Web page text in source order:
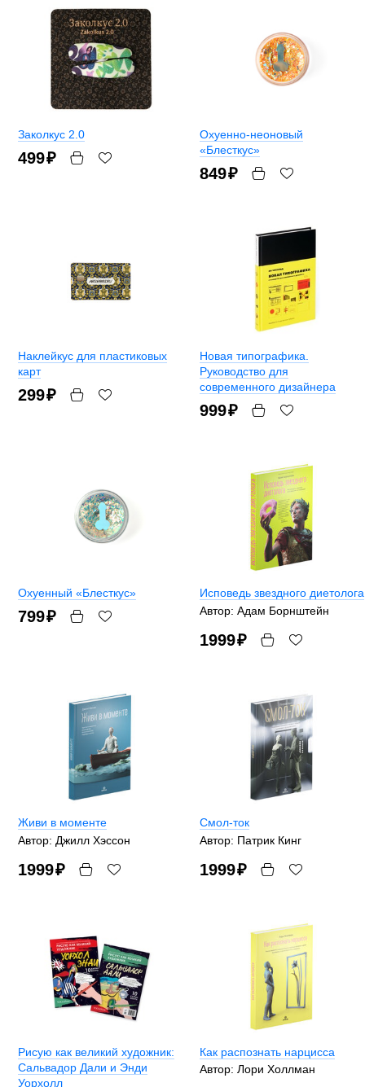
Заколкус 2.0
499₽
Охуенно-неоновый
«Блесткус»
849₽
Наклейкус для пластиковых
карт
299₽
Новая типографика.
Руководство для
современного дизайнера
999₽
Охуенный «Блесткус»
799₽
Исповедь звездного диетолога
Автор: Адам Борнштейн
1999₽
Живи в моменте
Автор: Джилл Хэссон
1999₽
Смол-ток
Автор: Патрик Кинг
1999₽
Рисую как великий художник:
Сальвадор Дали и Энди
Уорхолл
Как распознать нарцисса
Автор: Лори Холлман